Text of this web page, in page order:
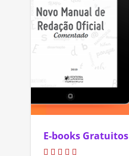
E-books Gratuitos